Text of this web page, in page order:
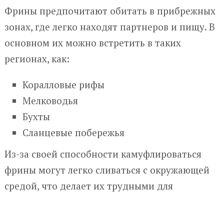
Фрины предпочитают обитать в прибрежных
зонах, где легко находят партнеров и пищу. В
основном их можно встретить в таких
регионах, как:
Коралловые рифы
Мелководья
Бухты
Сланцевые побережья
Из-за своей способности камуфлироваться
фрины могут легко сливаться с окружающей
средой, что делает их трудными для